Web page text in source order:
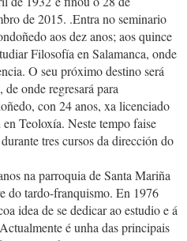
de 2015. .Entra no seminario
aos dez anos; aos quince
Filosofía en Salamanca, onde
O seu próximo destino será
de onde regresará para
con 24 anos, xa licenciado
en Teoloxía. Neste tempo faise
tres cursos da dirección do
na parroquia de Santa Mariña
do tardo-franquismo. En 1976
idea de se dedicar ao estudio e á
é unha das principais